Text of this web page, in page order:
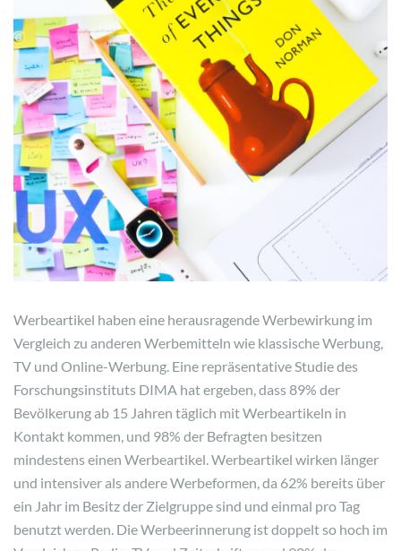
Werbeartikel haben eine herausragende Werbewirkung im
Vergleich zu anderen Werbemitteln wie klassische Werbung,
TV und Online-Werbung. Eine repräsentative Studie des
Forschungsinstituts DIMA hat ergeben, dass 89% der
Bevölkerung ab 15 Jahren täglich mit Werbeartikeln in
Kontakt kommen, und 98% der Befragten besitzen
mindestens einen Werbeartikel. Werbeartikel wirken länger
und intensiver als andere Werbeformen, da 62% bereits über
ein Jahr im Besitz der Zielgruppe sind und einmal pro Tag
benutzt werden. Die Werbeerinnerung ist doppelt so hoch im